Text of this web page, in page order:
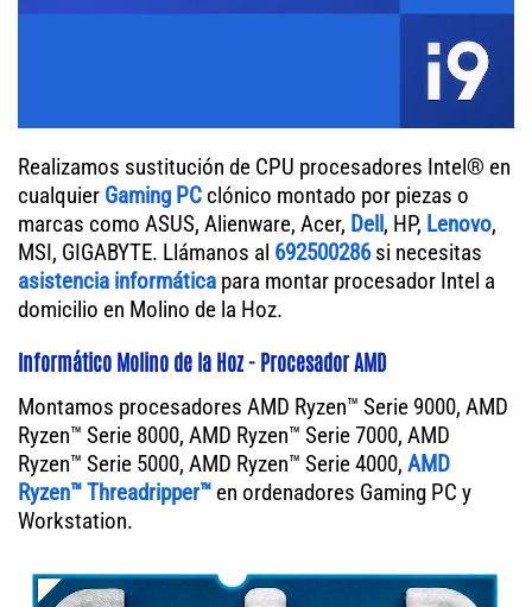
Realizamos sustitución de CPU procesadores Intel® en
cualquier Gaming PC clónico montado por piezas o
marcas como ASUS, Alienware, Acer, Dell, HP, Lenovo,
MSI, GIGABYTE. Llámanos al 692500286si necesitas
asistencia informática para montar procesador Intel a
domicilio en Molino de la Hoz.
Informático Molino de la Hoz - Procesador AMD
Montamos procesadores AMD Ryzen™ Serie 9000, AMD
Ryzen™ Serie 8000, AMD Ryzen™ Serie 7000, AMD
Ryzen™ Serie 5000, AMD Ryzen™ Serie 4000, AMD
Ryzen™ Threadripper™ en ordenadores Gaming PC y
Workstation.